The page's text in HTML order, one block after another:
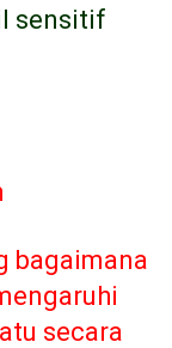
sensitif
bagaimana
secara